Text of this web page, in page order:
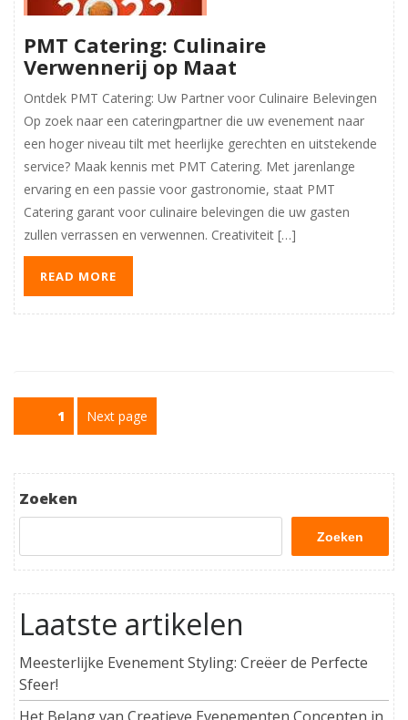
PMT Catering: Culinaire
Verwennerij op Maat
Ontdek PMT Catering: Uw Partner voor Culinaire Belevingen
Op zoek naar een cateringpartner die uw evenement naar
een hoger niveau tilt met heerlijke gerechten en uitstekende
service? Maak kennis met PMT Catering. Met jarenlange
ervaring en een passie voor gastronomie, staat PMT
Catering garant voor culinaire belevingen die uw gasten
zullen verrassen en verwennen. Creativiteit […]
READ MORE
Berichtnavigatie
1 Next page
Zoeken
Zoeken
Laatste artikelen
Meesterlijke Evenement Styling: Creëer de Perfecte
Sfeer!